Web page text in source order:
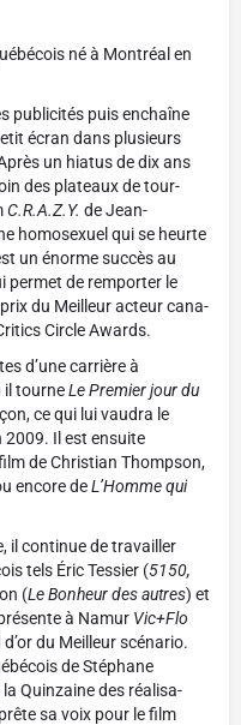
né à Montréal en
publicités puis enchaîne
écran dans plusieurs
un hiatus de dix ans
des plateaux de tour­
C.R.A.Z.Y. de Jean-
homo­sexuel qui se heurte
un énorme succès au
permet de remporter le
du Meilleur acteur cana­
Circle Awards.
d’une carrière à
il tourneLe Premier jour du
ce qui lui vaudra le
2009. Il est ensuite
de Christian Thompson,
encore deL’Homme qui
il continue de travailler
tels Éric Tessier (5150,
(Le Bonheur des autres) et
à Namur Vic+Flo
du Meilleur scénario.
de Stéphane
la Quin­zaine des réali­sa­
sa voix pour le film